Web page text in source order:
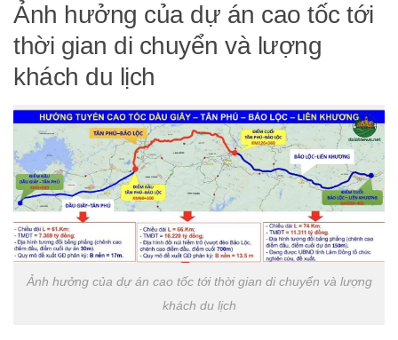
Ảnh hưởng của dự án cao tốc tới
thời gian di chuyển và lượng
khách du lịch
Ảnh hưởng của dự án cao tốc tới thời gian di chuyển và lượng
khách du lịch